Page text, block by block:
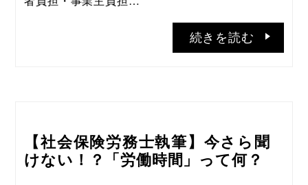
続きを読む
【社会保険労務士執筆】今さら聞
けない！？「労働時間」って何？